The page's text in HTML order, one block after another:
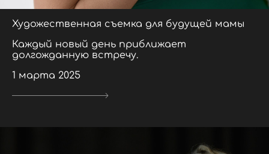
Художественная съемка для будущей мамы
Каждый новый день приближает
долгожданную встречу.
1 марта 2025